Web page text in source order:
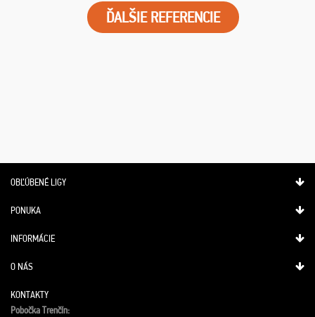
ĎALŠIE REFERENCIE
OBĽÚBENÉ LIGY
PONUKA
INFORMÁCIE
O NÁS
KONTAKTY
Pobočka Trenčín: